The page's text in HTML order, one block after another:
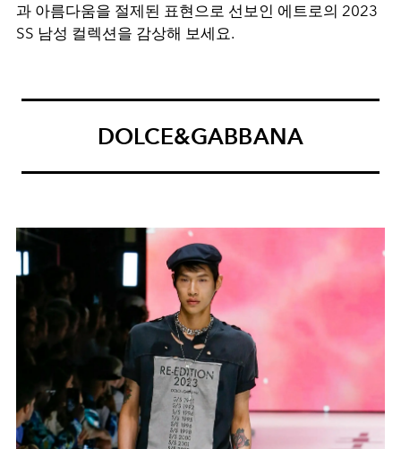
과 아름다움을 절제된 표현으로 선보인 에트로의 2023
SS 남성 컬렉션을 감상해 보세요.
DOLCE&GABBANA